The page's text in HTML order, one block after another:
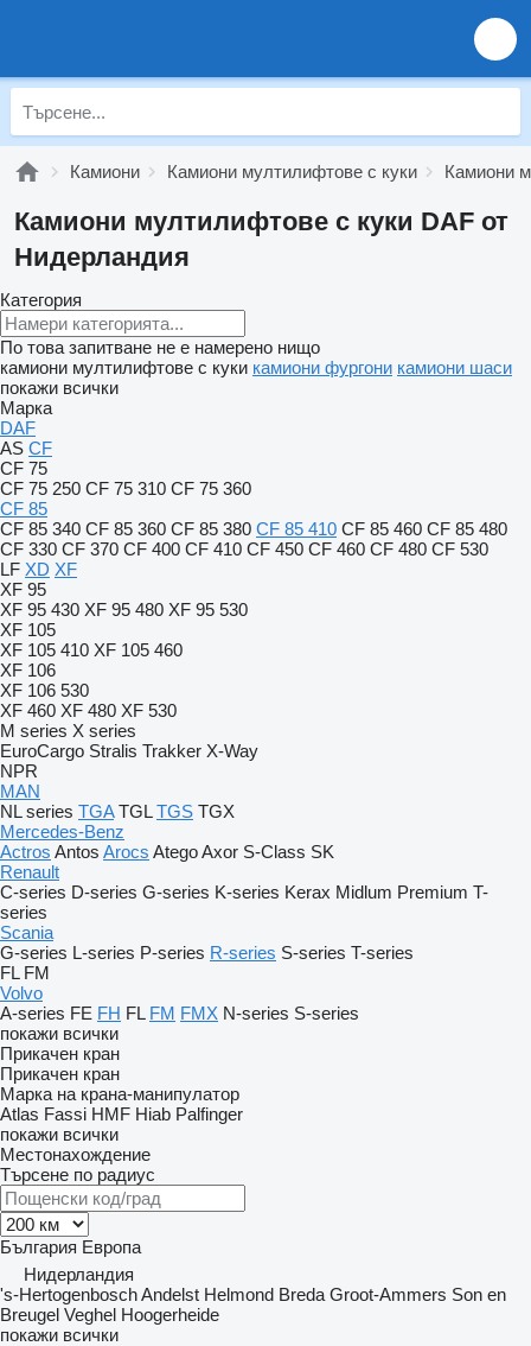
Камиони Камиони мултилифтове с куки Камиони
Камиони мултилифтове с куки DAF от
Нидерландия
Категория
По това запитване не е намерено нищо
камиони мултилифтове с куки камиони фургони камиони шаси
покажи всички
Марка
DAF
AS CF
CF 75
CF 75 250 CF 75 310 CF 75 360
CF 85
CF 85 340 CF 85 360 CF 85 380 CF 85 410 CF 85 460 CF 85 480
CF 330 CF 370 CF 400 CF 410 CF 450 CF 460 CF 480 CF 530
LF XD XF
XF 95
XF 95 430 XF 95 480 XF 95 530
XF 105
XF 105 410 XF 105 460
XF 106
XF 106 530
XF 460 XF 480 XF 530
M series X series
EuroCargo Stralis Trakker X-Way
NPR
MAN
NL series TGA TGL TGS TGX
Mercedes-Benz
Actros Antos Arocs AtegoAxor S-Class SK
Renault
C-series D-series G-series K-series Kerax Midlum Premium T-
series
Scania
G-series L-series P-series R-series S-series T-series
FL FM
Volvo
A-series FE FH FL FM FMX N-series S-series
покажи всички
Прикачен кран
Прикачен кран
Марка на крана-манипулатор
Atlas Fassi HMF Hiab Palfinger
покажи всички
Местонахождение
Търсене по радиус
България Европа
Нидерландия
's-HertogenboschAndelst Helmond Breda Groot-Ammers Son en
Breugel Veghel Hoogerheide
покажи всички